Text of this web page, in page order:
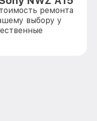
ремонта
выбору у